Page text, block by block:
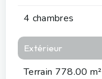
4 chambres
Extérieur
Terrain 778.00 m²